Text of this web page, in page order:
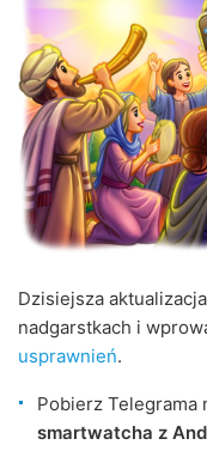
Dzisiejsza
nadgarstkach i
usprawnień.
Pobierz Telegrama
smartwatcha z